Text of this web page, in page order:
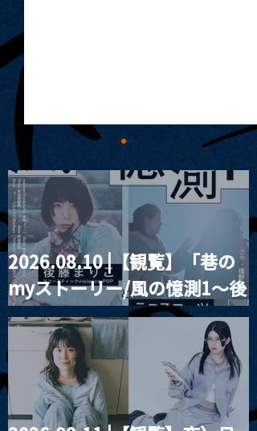
MoonRomantic
Channel1周年記念Live
2026.08.10 |【観覧】「巷の
myストーリー/風の憶測1～後
藤まりこアコースティック
violence POPとテニスコー
ツ」